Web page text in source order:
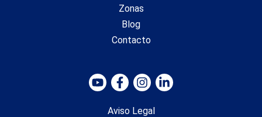
Zonas
Blog
Contacto
Aviso Legal